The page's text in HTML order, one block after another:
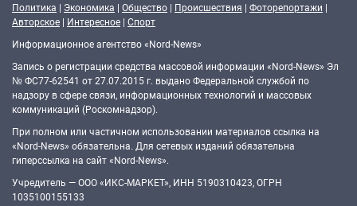
Политика | Экономика | Общество | Происшествия | Фоторепортажи |
Авторское | Интересное | Спорт
Информационное агентство «Nord-News»
Запись о регистрации средства массовой информации «Nord-News» Эл
№ ФС77-62541 от 27.07.2015 г. выдано Федеральной службой по
надзору в сфере связи, информационных технологий и массовых
коммуникаций (Роскомнадзор).
При полном или частичном использовании материалов ссылка на
«Nord-News» обязательна. Для сетевых изданий обязательна
гиперссылка на сайт «Nord-News».
Учредитель — ООО «ИКС-МАРКЕТ», ИНН 5190310423, ОГРН
1035100155133